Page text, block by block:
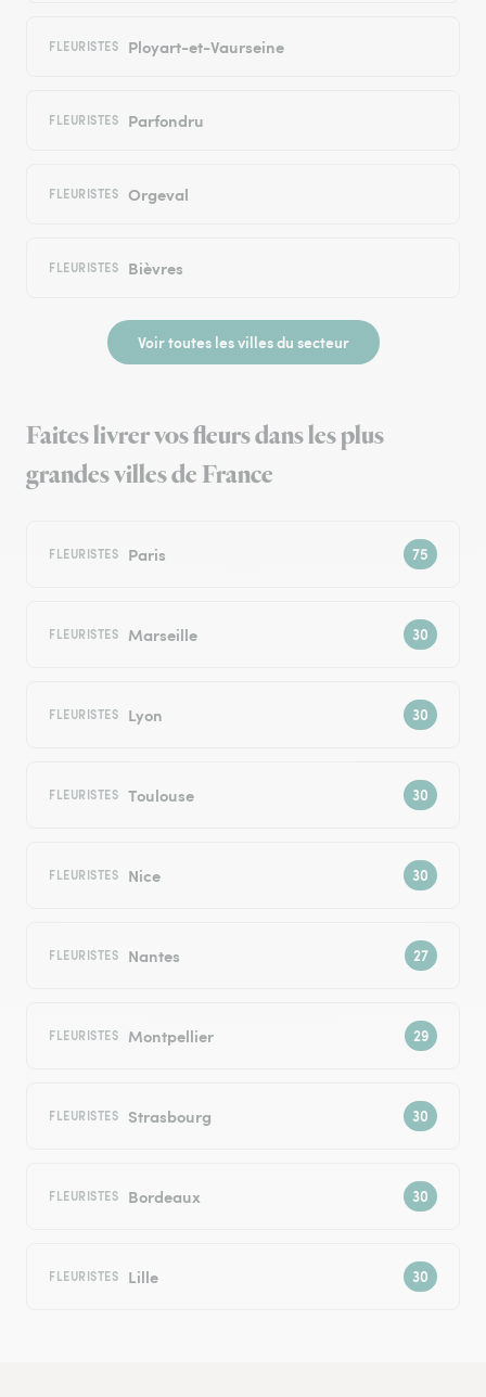
FLEURISTES Ployart-et-Vaurseine
FLEURISTES Parfondru
FLEURISTES Orgeval
FLEURISTES Bièvres
Voir toutes les villes du secteur
Faites livrer vos fleurs dans les plus
grandes villes de France
FLEURISTES Paris
FLEURISTES Marseille
FLEURISTES Lyon
FLEURISTES Toulouse
FLEURISTES Nice
FLEURISTES Nantes
FLEURISTES Montpellier
FLEURISTES Strasbourg
FLEURISTES Bordeaux
FLEURISTES Lille